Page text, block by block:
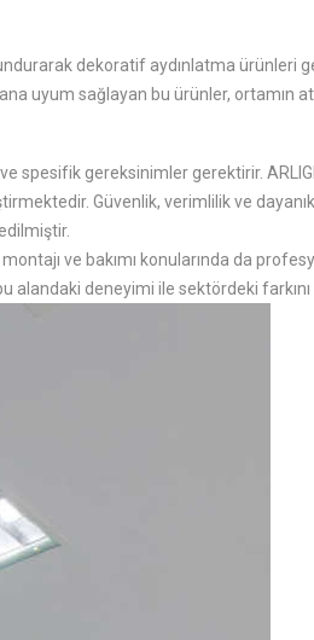
dekoratif aydınlatma ürünleri
uyum sağlayan bu ürünler,
spesifik gereksinimler gerektirir.
Güvenlik, verimlilik ve
ve bakımı konularında da
alandaki deneyimi ile sektördeki